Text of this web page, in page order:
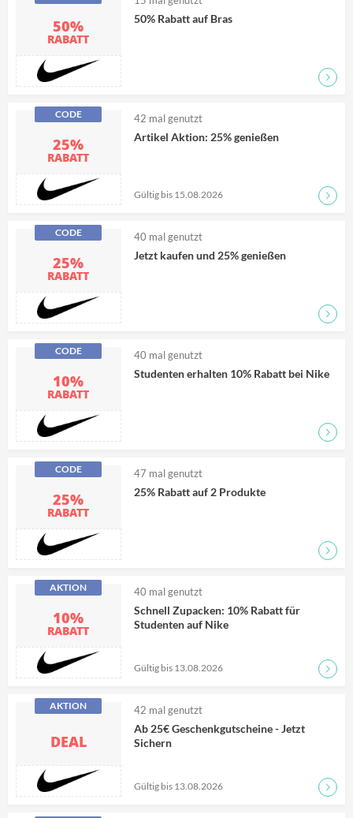
50%
RABATT
50% Rabatt auf Bras
25%
RABATT
CODE 42 mal genutzt
Artikel Aktion: 25% genießen
Gültig bis 15.08.2026
25%
RABATT
CODE 40 mal genutzt
Jetzt kaufen und 25% genießen
10%
RABATT
CODE 40 mal genutzt
Studenten erhalten 10% Rabatt bei Nike
25%
RABATT
CODE 47 mal genutzt
25% Rabatt auf 2 Produkte
10%
RABATT
AKTION 40 mal genutzt
Schnell Zupacken: 10% Rabatt für
Studenten auf Nike
Gültig bis 13.08.2026 Zum
DEAL
AKTION 42 mal genutzt
Ab 25€ Geschenkgutscheine - Jetzt
Sichern
Gültig bis 13.08.2026 Zum